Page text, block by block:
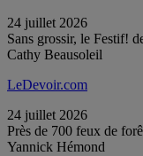
24 juillet 2026
Sans grossir, le Festif!
Cathy Beausoleil
LeDevoir.com
24 juillet 2026
Près de 700 feux de
Yannick Hémond